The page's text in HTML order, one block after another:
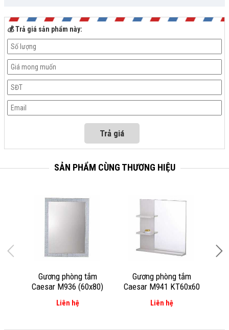
💰 Trả giá sản phẩm này:
SẢN PHẨM CÙNG THƯƠNG HIỆU
Gương phòng tắm
Caesar M936 (60x80)
Liên hệ
Gương phòng tắm
Caesar M941 KT60x60
Liên hệ